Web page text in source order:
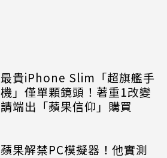
最貴iPhone Slim「超旗艦手
機」僅單顆鏡頭！著重1改變
請端出「蘋果信仰」購買
蘋果解禁PC模擬器！他實測